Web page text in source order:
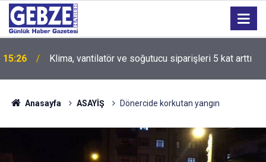
15:26 Klima, vantilatör ve soğutucu siparişleri 5 kat arttı
Anasayfa ASAYİŞ Dönercide korkutan yangın